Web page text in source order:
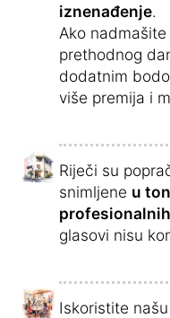
iznenađenje.
Ako
prethodnog
dodatnim
više premija i
Riječi su
snimljene u
glasovi nisu
Iskoristite našu